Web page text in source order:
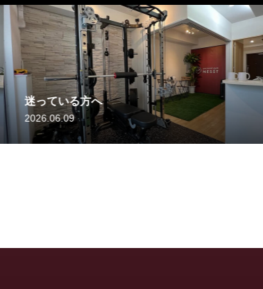
名古屋でピラティス
2026.06.06